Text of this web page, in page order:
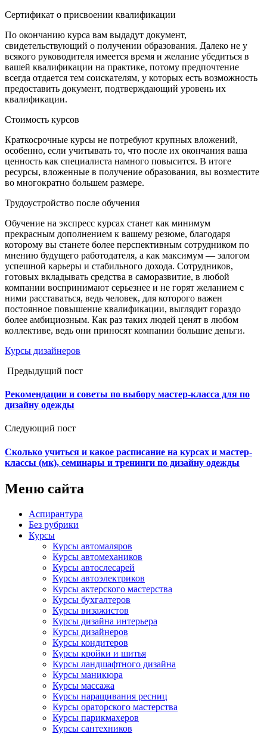
Сертификат о присвоении квалификации
По окончанию курса вам выдадут документ,
свидетельствующий о получении образования. Далеко не у
всякого руководителя имеется время и желание убедиться в
вашей квалификации на практике, потому предпочтение
всегда отдается тем соискателям, у которых есть возможность
предоставить документ, подтверждающий уровень их
квалификации.
Стоимость курсов
Краткосрочные курсы не потребуют крупных вложений,
особенно, если учитывать то, что после их окончания ваша
ценность как специалиста намного повысится. В итоге
ресурсы, вложенные в получение образования, вы возместите
во многократно большем размере.
Трудоустройство после обучения
Обучение на экспресс курсах станет как минимум
прекрасным дополнением к вашему резюме, благодаря
которому вы станете более перспективным сотрудником по
мнению будущего работодателя, а как максимум — залогом
успешной карьеры и стабильного дохода. Сотрудников,
готовых вкладывать средства в саморазвитие, в любой
компании воспринимают серьезнее и не горят желанием с
ними расставаться, ведь человек, для которого важен
постоянное повышение квалификации, выглядит гораздо
более амбициозным. Как раз таких людей ценят в любом
коллективе, ведь они приносят компании большие деньги.
Курсы дизайнеров
Предыдущий пост
Рекомендации и советы по выбору мастер-класса для по
дизайну одежды
Следующий пост
Сколько учиться и какое расписание на курсах и мастер-
классы (мк), семинары и тренинги по дизайну одежды
Меню сайта
Аспирантура
Без рубрики
Курсы
Курсы автомаляров
Курсы автомехаников
Курсы автослесарей
Курсы автоэлектриков
Курсы актерского мастерства
Курсы бухгалтеров
Курсы визажистов
Курсы дизайна интерьера
Курсы дизайнеров
Курсы кондитеров
Курсы кройки и шитья
Курсы ландшафтного дизайна
Курсы маникюра
Курсы массажа
Курсы наращивания ресниц
Курсы ораторского мастерства
Курсы парикмахеров
Курсы сантехников